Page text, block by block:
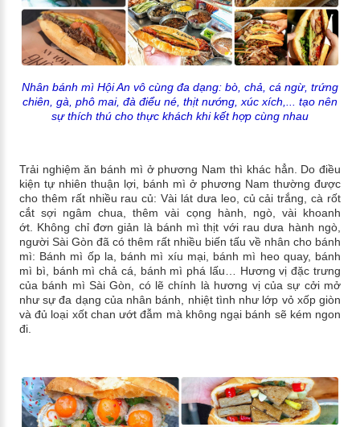
Nhân bánh mì Hội An vô cùng đa dạng: bò, chả, cá ngừ, trứng
chiên, gà, phô mai, đà điểu né, thịt nướng, xúc xích,... tạo nên
sự thích thú cho thực khách khi kết hợp cùng nhau
Trải nghiệm ăn bánh mì ở phương Nam thì khác hẳn. Do điều
kiện tự nhiên thuận lợi, bánh mì ở phương Nam thường được
cho thêm rất nhiều rau củ: Vài lát dưa leo, củ cải trắng, cà rốt
cắt sợi ngâm chua, thêm vài cọng hành, ngò, vài khoanh
ớt. Không chỉ đơn giản là bánh mì thịt với rau dưa hành ngò,
người Sài Gòn đã có thêm rất nhiều biến tấu về nhân cho bánh
mì: Bánh mì ốp la, bánh mì xíu mại, bánh mì heo quay, bánh
mì bì, bánh mì chả cá, bánh mì phá lấu… Hương vị đặc trưng
của bánh mì Sài Gòn, có lẽ chính là hương vị của sự cởi mở
như sự đa dạng của nhân bánh, nhiệt tình như lớp vỏ xốp giòn
và đủ loại xốt chan ướt đẫm mà không ngại bánh sẽ kém ngon
đi.